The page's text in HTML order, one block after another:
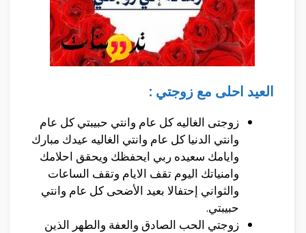
العيد احلى مع زوجتي :
زوجتى الغاليه كل عام وانتي حبيبتي كل عام
وانتي الدنيا كل عام وانتي الغاليه عيدك مبارك
وايامك سعيده ربي ايحفظك ويحقق احلامك
وامنياتك اليوم تقف الايام وتقف الساعات
والثواني إحتفالا بعيد الأضحى كل عام وانتي
حبيبتي.
زوجتي الحب الصادق والعفة والطهر الذين